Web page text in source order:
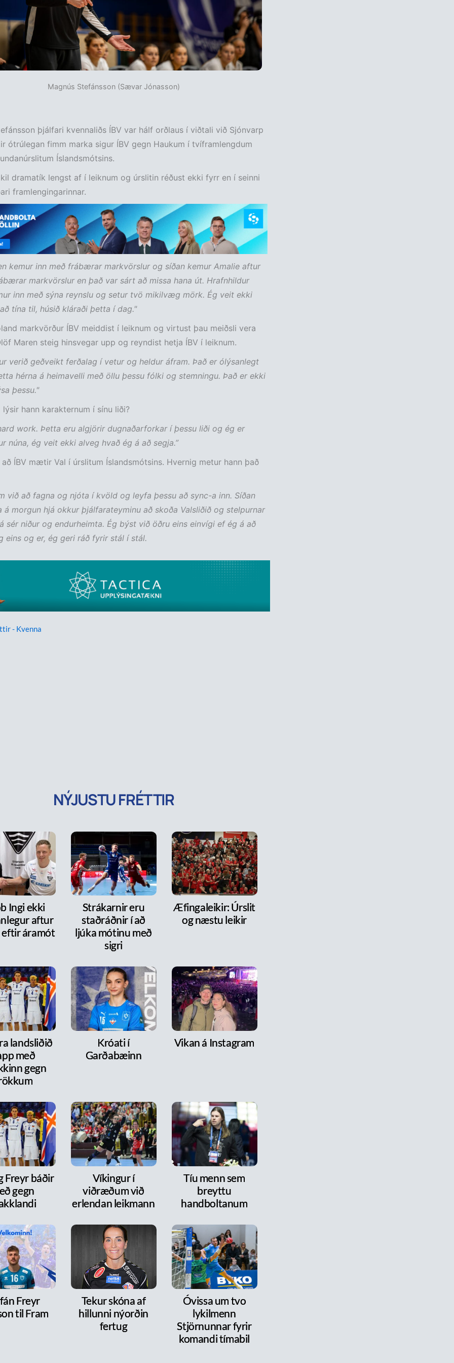
Magnús Stefánsson (Sævar Jónasson)
þjálfari kvennaliðs ÍBV var hálf orðlaus í viðtali við Sjónvarp
ótrúlegan fimm marka sigur ÍBV gegn Haukum í tvíframlengdum
Íslandsmótsins.
dramatík lengst af í leiknum og úrslitin réðust ekki fyrr en í seinni
framlengingarinnar.
kemur inn með frábærar markvörslur og síðan kemur Amalie aftur
markvörslur en það var sárt að missa hana út. Hrafnhildur
inn með sýna reynslu og setur tvö mikilvæg mörk. Ég veit ekki
tína til, húsið kláraði þetta í dag."
markvörður ÍBV meiddist í leiknum og virtust þau meiðsli vera
Maren steig hinsvegar upp og reyndist hetja ÍBV í leiknum.
verið geðveikt ferðalag í vetur og heldur áfram. Það er ólýsanlegt
hérna á heimavelli með öllu þessu fólki og stemningu. Það er ekki
þessu."
lýsir hann karakternum í sínu liði?
work. Þetta eru algjörir dugnaðarforkar í þessu liði og ég er
núna, ég veit ekki alveg hvað ég á að segja.”
ÍBV mætir Val í úrslitum Íslandsmótsins. Hvernig metur hann það
við að fagna og njóta í kvöld og leyfa þessu að sync-a inn. Síðan
á morgun hjá okkur þjálfarateyminu að skoða Valsliðið og stelpurnar
sér niður og endurheimta. Ég býst við öðru eins einvígi ef ég á að
eins og er, ég geri ráð fyrir stál í stál.
- Kvenna
NÝJUSTU FRÉTTIR
Ingi ekki
aftur
áramót
Strákarnir eru
staðráðnir í að
ljúka mótinu með
sigri
Æfingaleikir: Úrslit
og næstu leikir
landsliðið
með
gegn
Króati í
Garðabæinn
Vikan á Instagram
Freyr báðir
gegn
Víkingur í
viðræðum við
erlendan leikmann
Tíu menn sem
breyttu
handboltanum
Freyr
til Fram
Tekur skóna af
hillunni nýorðin
fertug
Óvissa um tvo
lykilmenn
Stjörnunnar fyrir
komandi tímabil